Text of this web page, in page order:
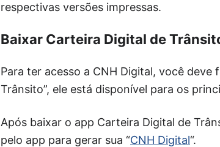
respectivas versões impressas.
Baixar Carteira Digital de
Para ter acesso a CNH Digital, você
Trânsito”, ele está disponível para os
Após baixar o app Carteira Digital de
pelo app para gerar sua “CNH Digital“.